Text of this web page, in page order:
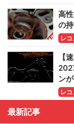
高
の
レコ
【
ン
レコ
最新記事